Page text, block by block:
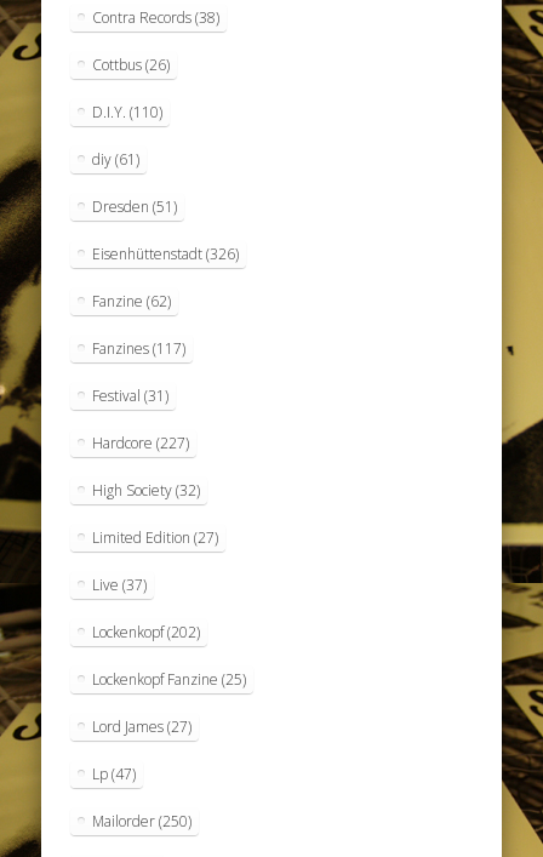
Contra Records(38)
Cottbus(26)
D.I.Y. (110)
diy(61)
Dresden (51)
Eisenhüttenstadt(326)
Fanzine (62)
Fanzines(117)
Festival (31)
Hardcore (227)
High Society(32)
Limited Edition (27)
Live (37)
Lockenkopf(202)
Lockenkopf Fanzine (25)
Lord James(27)
Lp(47)
Mailorder(250)